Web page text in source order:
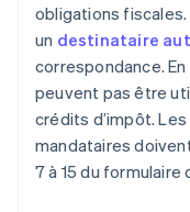
obligations
un destinataire
correspondance.
peuvent pas être
crédits d’impôt.
mandataires
7 à 15 du formulaire